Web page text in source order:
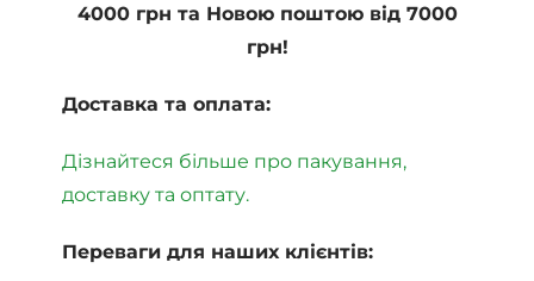
4000 грн та Новою поштою від 7000
грн!
Доставка та оплата:
Дізнайтеся більше про пакування,
доставку та оптату.
Переваги для наших клієнтів: